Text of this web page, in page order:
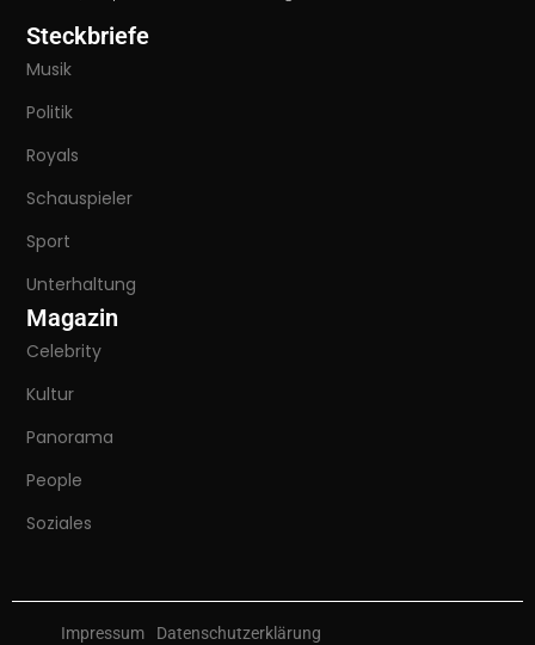
Steckbriefe
Musik
Politik
Royals
Schauspieler
Sport
Unterhaltung
Magazin
Celebrity
Kultur
Panorama
People
Soziales
Impressum Datenschutzerklärung